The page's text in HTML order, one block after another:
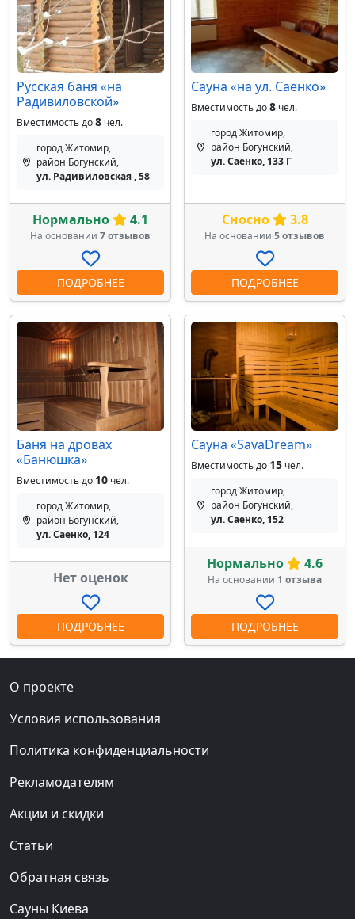
Русская баня «на
Радивиловской»
Вместимость до8чел.
город Житомир,
район Богунский,
ул. Радивиловская , 58
Нормально 4.1
На основании 7 отзывов
ПОДРОБНЕЕ
Сауна «на ул. Саенко»
Вместимость до8чел.
город Житомир,
район Богунский,
ул. Саенко, 133 Г
Сносно 3.8
На основании 5 отзывов
ПОДРОБНЕЕ
Баня на дровах
«Банюшка»
Вместимость до 10чел.
город Житомир,
район Богунский,
ул. Саенко, 124
Нет оценок
ПОДРОБНЕЕ
Сауна «SavaDream»
Вместимость до 15чел.
город Житомир,
район Богунский,
ул. Саенко, 152
Нормально 4.6
На основании 1 отзыва
ПОДРОБНЕЕ
О проекте
Условия использования
Политика конфиденциальности
Рекламодателям
Акции и скидки
Статьи
Обратная связь
Сауны Киева